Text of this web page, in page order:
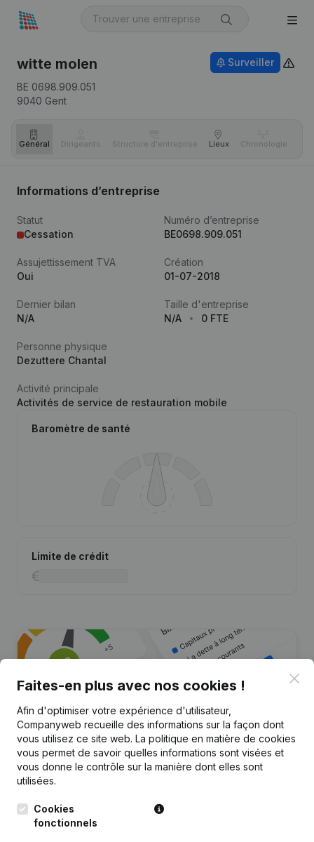
witte molen
BE 0698.909.051
9040 Gent
Surveiller
Général Dirigeants Structure d'entreprise Lieux Chronologie
Informations d’entreprise
Statut
Cessation
Numéro d’entreprise
BE0698.909.051
Assujettissement TVA
Oui
Création
01-07-2018
Dernier bilan
N/A
Taille d'entreprise
N/A
0 FTE
Personne physique
Dezuttere Chantal
Activité principale
Activités de service de restauration mobile
Baromètre de santé
Limite de crédit
Vous recherchez plus
d’informations sur cette entreprise
?
Faites-en plus avec nos cookies !
Afin d'optimiser votre expérience d'utilisateur,
Companyweb recueille des informations sur la façon dont
vous utilisez ce site web. La politique en matière de cookies
vous permet de savoir quelles informations sont visées et
vous donne le contrôle sur la manière dont elles sont
utilisées.
Cookies
fonctionnels